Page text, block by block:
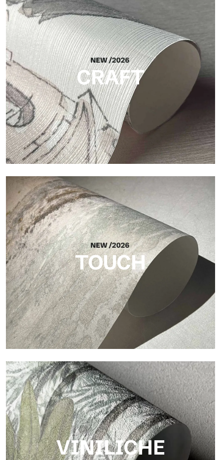
Silk
Finitura luminosa ed elegante, con sottile trama verticale che
riflette la luce e dona profondità alla superficie.
CRAFT
Craft
Finitura ispirata alle fibre naturali, con rilievo essenziale che
dona equilibrio, profondità e una matericità elegante.
TOUCH
Touch
Finitura dalla trama fibrosa e irregolare, con texture morbida
che dona calore e autenticità alla superficie.
VINILICHE